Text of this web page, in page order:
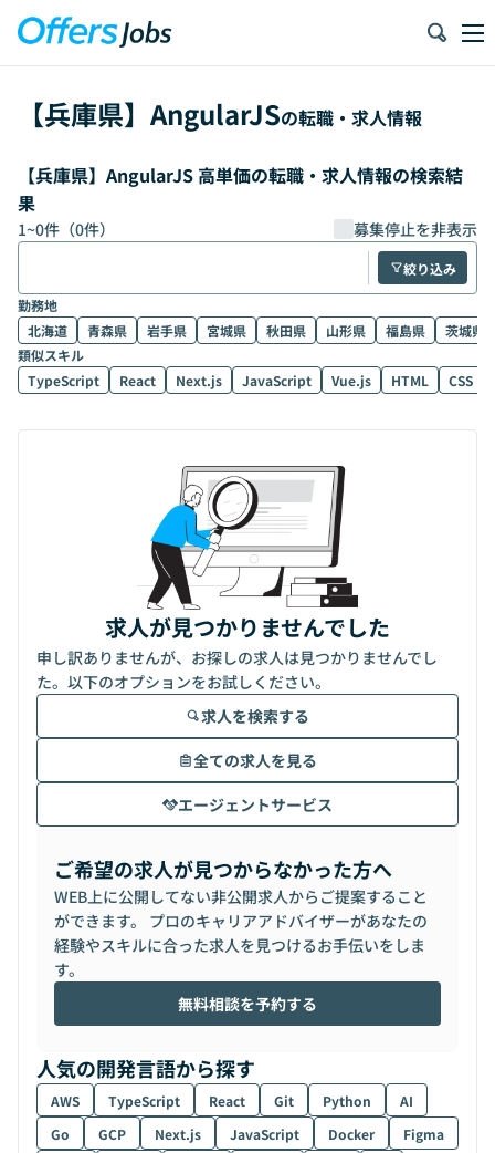
【兵庫県】 AngularJSの転職・求人情報
【兵庫県】AngularJS 高単価の転職・求人情報の検索結
果
1~0件（0件） 募集停止を非表示
絞り込み
勤務地
北海道
青森県 岩手県 宮城県 秋田県 山形県 福島県
茨城県
類似スキル
TypeScript
React Next.js JavaScript Vue.js HTML CSS
求人が見つかりませんでした
申し訳ありませんが、お探しの求人は見つかりませんでし
た。以下のオプションをお試しください。
求人を検索する
全ての求人を見る
エージェントサービス
ご希望の求人が見つからなかった方へ
WEB上に公開してない非公開求人からご提案すること
ができます。 プロのキャリアアドバイザーがあなたの
経験やスキルに合った求人を見つけるお手伝いをしま
す。
無料相談を予約する
人気の開発言語から探す
AWS TypeScript React Git Python
AI
Go
GCP Next.js JavaScript Docker
Figma